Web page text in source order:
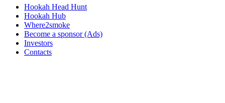
Hookah Head Hunt
Hookah Hub
Where2smoke
Become a sponsor (Ads)
Investors
Contacts